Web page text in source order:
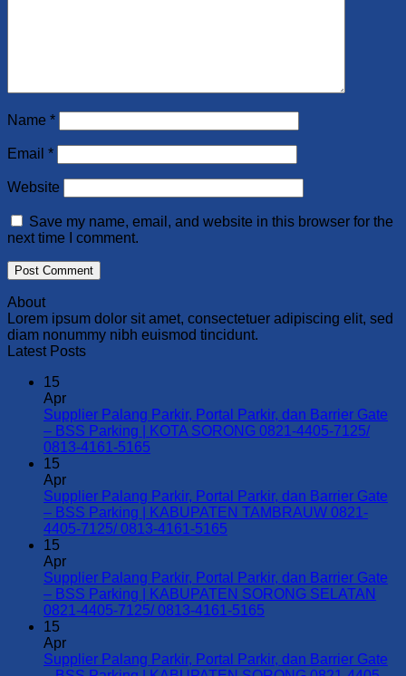
Name *
Email *
Website
Save my name, email, and website in this browser for the
next time I comment.
About
Lorem ipsum dolor sit amet, consectetuer adipiscing elit, sed
diam nonummy nibh euismod tincidunt.
Latest Posts
15
Apr
Supplier Palang Parkir, Portal Parkir, dan Barrier Gate
– BSS Parking | KOTA SORONG 0821-4405-7125/
0813-4161-5165
Supplier
Palang
Parkir,
dan
Barrier
Gate
Parking
15
Apr
Supplier Palang Parkir, Portal Parkir, dan Barrier Gate
– BSS Parking | KABUPATEN TAMBRAUW 0821-
4405-7125/ 0813-4161-5165
Supplier
Palang
Parkir,
dan
15
Apr
Supplier Palang Parkir, Portal Parkir, dan Barrier Gate
– BSS Parking | KABUPATEN SORONG SELATAN
0821-4405-7125/ 0813-4161-5165
Supplier
15
Apr
Supplier Palang Parkir, Portal Parkir, dan Barrier Gate